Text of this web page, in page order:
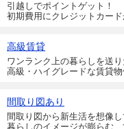
引越しでポイントゲット！
初期費用にクレジットカー
高級賃貸
ワンランク上の暮らしを送
高級・ハイグレードな賃貸
間取り図あり
間取り図から新生活を想像し
暮らしのイメージが膨らむ